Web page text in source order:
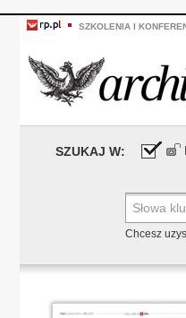
SZKOLENIA I
SZUKAJ W:
Chcesz